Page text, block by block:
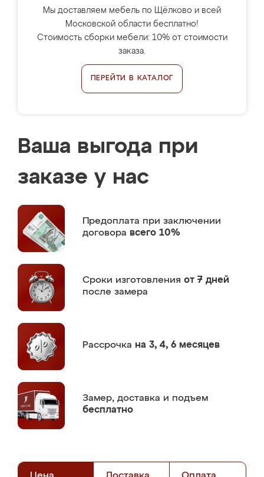
Мы доставляем мебель по Щёлково и всей
Московской области бесплатно!
Стоимость сборки мебели: 10% от стоимости
заказа.
ПЕРЕЙТИ В КАТАЛОГ
Ваша выгода при
заказе у нас
Предоплата при заключении
договора всего 10%
Сроки изготовления от 7 дней
после замера
Рассрочка на 3, 4, 6 месяцев
Замер, доставка и подъем
бесплатно